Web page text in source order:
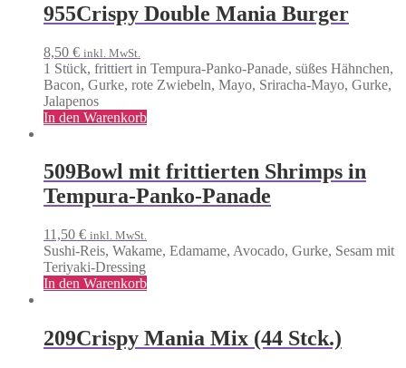
955Crispy Double Mania Burger
8,50 € inkl. MwSt.
1 Stück, frittiert in Tempura-Panko-Panade, süßes Hähnchen,
Bacon, Gurke, rote Zwiebeln, Mayo, Sriracha-Mayo, Gurke,
Jalapenos
In den Warenkorb
509Bowl mit frittierten Shrimps in
Tempura-Panko-Panade
11,50 € inkl. MwSt.
Sushi-Reis, Wakame, Edamame, Avocado, Gurke, Sesam mit
Teriyaki-Dressing
In den Warenkorb
209Crispy Mania Mix (44 Stck.)